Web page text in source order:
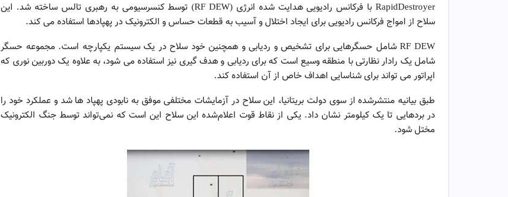
RapidDestroyer با فرکانس رادیویی هدایت شده انرژی (RF DEW) توسط کنسرسیومی به رهبری تالس ساخته شد. این
سلاح از امواج فرکانس رادیویی برای ایجاد اختلال و آسیب به قطعات حساس و الکترونیک در پهپادها استفاده می کند.
RF DEW شامل حسگرهایی برای تشخیص و ردیابی و همچنین خود سلاح در یک سیستم یکپارچه است. مجموعه حسگر
شامل یک رادار نظارتی با منطقه وسیع است که برای ردیابی و هدف گیری نیز استفاده می شود، به علاوه یک دوربین نوری که
اپراتور می تواند برای شناسایی اهداف خاص از آن استفاده کند.
طبق بیانیه منتشرشده از سوی دولت بریتانیا، این سلاح در آزمایشات مختلفی موفق به نابودی پهپاد ها شد و عملکرد خود را
در بردهایی تا یک کیلومتر نشان داد. یکی از نقاط قوت اعلام‌شده این سلاح‌ این است که نمی‌تواند توسط جنگ الکترونیک
مختل شود.